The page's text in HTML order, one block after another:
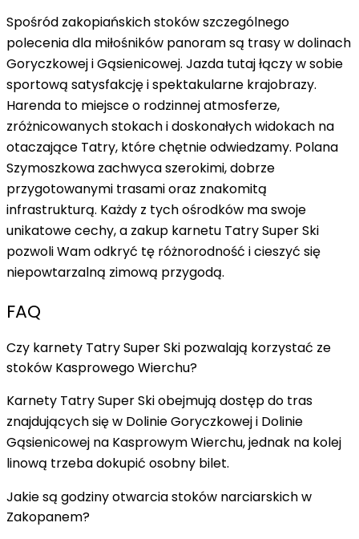
Spośród zakopiańskich stoków szczególnego
polecenia dla miłośników panoram są trasy w dolinach
Goryczkowej i Gąsienicowej. Jazda tutaj łączy w sobie
sportową satysfakcję i spektakularne krajobrazy.
Harenda to miejsce o rodzinnej atmosferze,
zróżnicowanych stokach i doskonałych widokach na
otaczające Tatry, które chętnie odwiedzamy. Polana
Szymoszkowa zachwyca szerokimi, dobrze
przygotowanymi trasami oraz znakomitą
infrastrukturą. Każdy z tych ośrodków ma swoje
unikatowe cechy, a zakup karnetu Tatry Super Ski
pozwoli Wamodkryć tę różnorodność i cieszyć się
niepowtarzalną zimową przygodą.
FAQ
Czy karnety Tatry Super Ski pozwalają korzystać ze
stoków Kasprowego Wierchu?
Karnety Tatry Super Ski obejmują dostęp do tras
znajdujących się w Dolinie Goryczkowej i Dolinie
Gąsienicowej na Kasprowym Wierchu, jednak na kolej
linową trzeba dokupić osobny bilet.
Jakie są godziny otwarcia stoków narciarskich w
Zakopanem?